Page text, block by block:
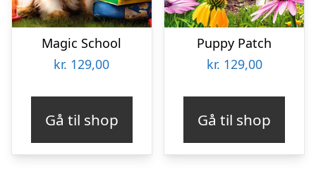
Magic School
kr. 129,00
Gå til shop
Puppy Patch
kr. 129,00
Gå til shop